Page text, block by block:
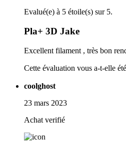
Evalué(e) à 5 étoile(s) sur 5.
Pla+ 3D Jake
Excellent filament , très bon
Cette évaluation vous a-t-elle
coolghost
23 mars 2023
Achat verifié